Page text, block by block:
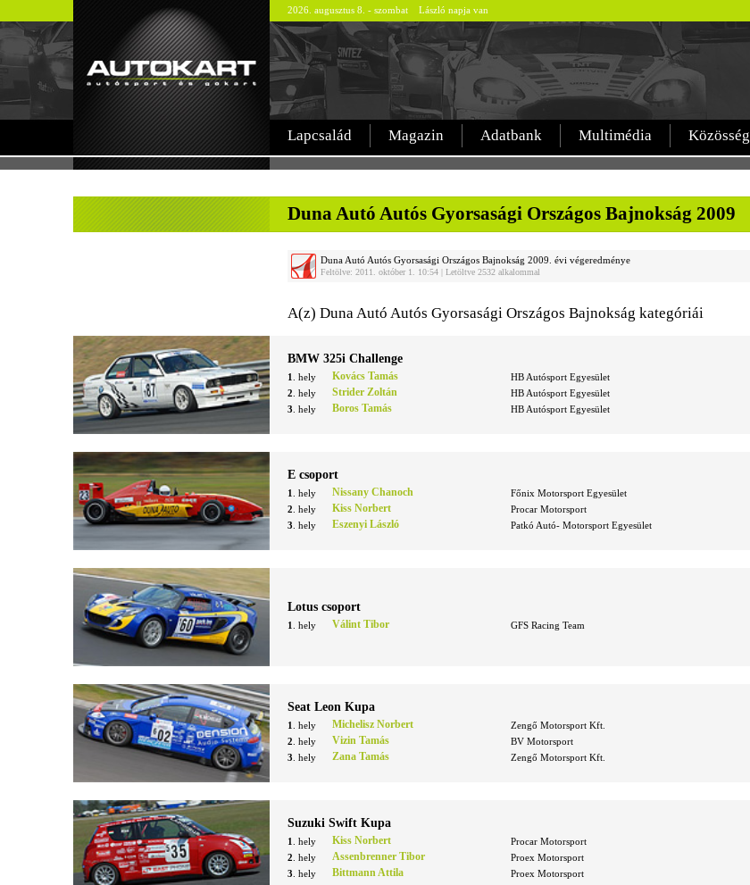
2026. augusztus 8. - szombat László napja van
Lapcsalád Magazin Adatbank Multimédia Közösség
Duna Autó Autós Gyorsasági Országos Bajnokság 2009
Duna Autó Autós Gyorsasági Országos Bajnokság 2009. évi végeredménye
Feltölve: 2011. október 1. 10:54 | Letöltve 2532 alkalommal
A(z) Duna Autó Autós Gyorsasági Országos Bajnokság kategóriái
BMW 325i Challenge
1 . hely Kovács Tamás HB Autósport Egyesület
2 . hely Strider Zoltán HB Autósport Egyesület
3 . hely Boros Tamás HB Autósport Egyesület
E csoport
1 . hely Nissany Chanoch Főnix Motorsport Egyesület
2 . hely Kiss Norbert Procar Motorsport
3 . hely Eszenyi László Patkó Autó- Motorsport Egyesület
Lotus csoport
1 . hely Válint Tibor GFS Racing Team
Seat Leon Kupa
1 . hely Michelisz Norbert Zengő Motorsport Kft.
2 . hely Vizin Tamás BV Motorsport
3 . hely Zana Tamás Zengő Motorsport Kft.
Suzuki Swift Kupa
1 . hely Kiss Norbert Procar Motorsport
2 . hely Assenbrenner Tibor Proex Motorsport
3 . hely Bittmann Attila Proex Motorsport